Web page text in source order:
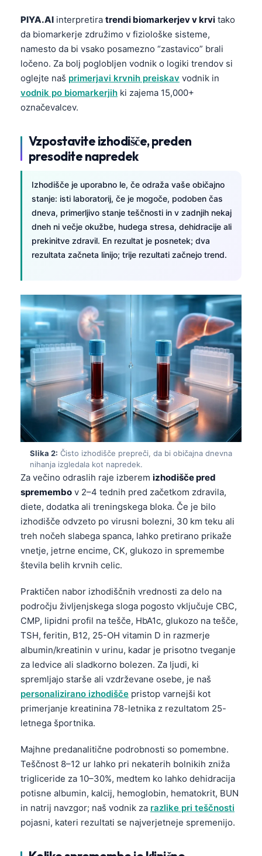
PIYA.AI interpretira trendi biomarkerjev v krvi tako
da biomarkerje združimo v fiziološke sisteme,
namesto da bi vsako posamezno “zastavico” brali
ločeno. Za bolj poglobljen vodnik o logiki trendov si
oglejte naš primerjavi krvnih preiskav vodnik in
vodnik po biomarkerjih ki zajema 15,000+
označevalcev.
Vzpostavite izhodišče, preden
presodite napredek
Izhodišče je uporabno le, če odraža vaše običajno
stanje: isti laboratorij, če je mogoče, podoben čas
dneva, primerljivo stanje teščnosti in v zadnjih nekaj
dneh ni večje okužbe, hudega stresa, dehidracije ali
prekinitve zdravil. En rezultat je posnetek; dva
rezultata začneta linijo; trije rezultati začnejo trend.
Slika 2: Čisto izhodišče prepreči, da bi običajna dnevna
nihanja izgledala kot napredek.
Za večino odraslih raje izberem izhodišče pred
spremembo v 2–4 tednih pred začetkom zdravila,
diete, dodatka ali treningskega bloka. Če je bilo
izhodišče odvzeto po virusni bolezni, 30 km teku ali
treh nočeh slabega spanca, lahko pretirano prikaže
vnetje, jetrne encime, CK, glukozo in spremembe
števila belih krvnih celic.
Praktičen nabor izhodiščnih vrednosti za delo na
področju življenjskega sloga pogosto vključuje CBC,
CMP, lipidni profil na tešče, HbA1c, glukozo na tešče,
TSH, feritin, B12, 25-OH vitamin D in razmerje
albumin/kreatinin v urinu, kadar je prisotno tveganje
za ledvice ali sladkorno bolezen. Za ljudi, ki
spremljajo starše ali vzdrževane osebe, je naš
personalizirano izhodišče pristop varnejši kot
primerjanje kreatinina 78-letnika z rezultatom 25-
letnega športnika.
Majhne predanalitične podrobnosti so pomembne.
Teščnost 8–12 ur lahko pri nekaterih bolnikih zniža
trigliceride za 10–30%, medtem ko lahko dehidracija
potisne albumin, kalcij, hemoglobin, hematokrit, BUN
in natrij navzgor; naš vodnik za razlike pri teščnosti
pojasni, kateri rezultati se najverjetneje spremenijo.